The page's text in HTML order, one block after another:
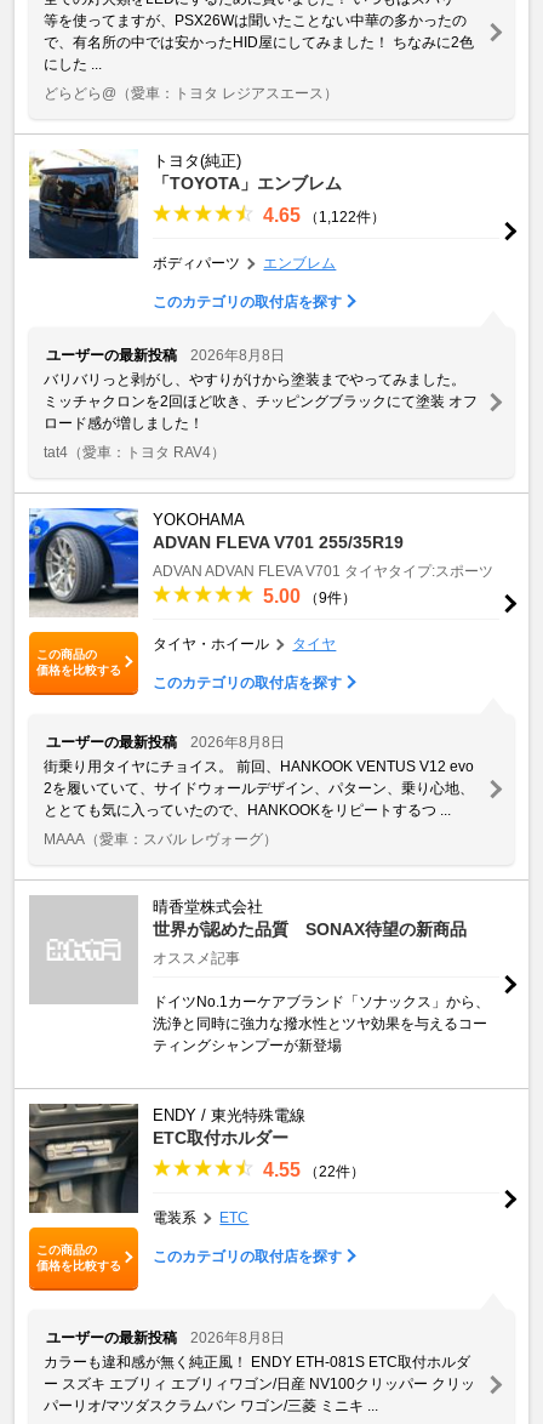
等を使ってますが、PSX26Wは聞いたことない中華の多かったの
で、有名所の中では安かったHID屋にしてみました！ ちなみに2色
にした ...
どらどら@ （愛車：トヨタ レジアスエース）
トヨタ(純正)
「TOYOTA」エンブレム
4.65 （1,122件）
ボディパーツ エンブレム
このカテゴリの取付店を探す
ユーザーの最新投稿
2026年8月8日
バリバリっと剥がし、やすりがけから塗装までやってみました。
ミッチャクロンを2回ほど吹き、チッピングブラックにて塗装 オフ
ロード感が増しました！
tat4 （愛車：トヨタ RAV4）
この商品の
価格を比較する
YOKOHAMA
ADVAN FLEVA V701 255/35R19
ADVAN ADVAN FLEVA V701 タイヤタイプ:スポーツ
5.00 （9件）
タイヤ・ホイール タイヤ
このカテゴリの取付店を探す
ユーザーの最新投稿
2026年8月8日
街乗り用タイヤにチョイス。 前回、HANKOOK VENTUS V12 evo
2を履いていて、サイドウォールデザイン、パターン、乗り心地、
ととても気に入っていたので、HANKOOKをリピートするつ ...
MAAA （愛車：スバル レヴォーグ）
晴香堂株式会社
世界が認めた品質 SONAX待望の新商品
オススメ記事
ドイツNo.1カーケアブランド「ソナックス」から、
洗浄と同時に強力な撥水性とツヤ効果を与えるコー
ティングシャンプーが新登場
この商品の
価格を比較する
ENDY / 東光特殊電線
ETC取付ホルダー
4.55 （22件）
電装系 ETC
このカテゴリの取付店を探す
ユーザーの最新投稿
2026年8月8日
カラーも違和感が無く純正風！ ENDY ETH-081S ETC取付ホルダ
ー スズキ エブリィ エブリィワゴン/日産 NV100クリッパー クリッ
パーリオ/マツダスクラムバン ワゴン/三菱 ミニキ ...